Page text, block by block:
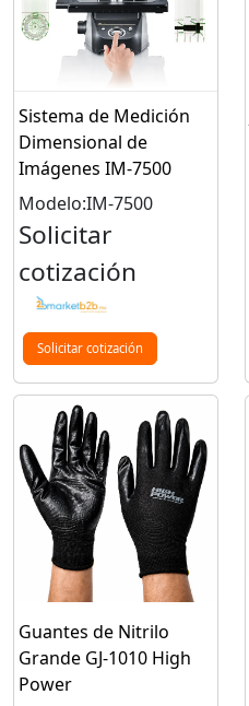
Sistema de Medición
Dimensional de
Imágenes IM-7500
Modelo:IM-7500
Solicitar
cotización
Solicitar cotización
Guantes de Nitrilo
Grande GJ-1010 High
Power